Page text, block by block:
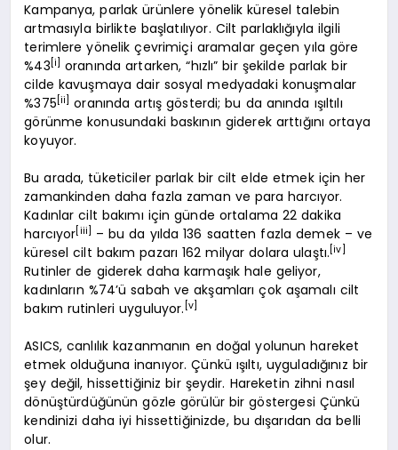
Kampanya, parlak ürünlere yönelik küresel talebin
artmasıyla birlikte başlatılıyor. Cilt parlaklığıyla ilgili
terimlere yönelik çevrimiçi aramalar geçen yıla göre
%43 [i]
oranında artarken, “hızlı” bir şekilde parlak bir
cilde kavuşmaya dair sosyal medyadaki konuşmalar
%375 [ii]
oranında artış gösterdi; bu da anında ışıltılı
görünme konusundaki baskının giderek arttığını ortaya
koyuyor.
Bu arada, tüketiciler parlak bir cilt elde etmek için her
zamankinden daha fazla zaman ve para harcıyor.
Kadınlar cilt bakımı için günde ortalama 22 dakika
harcıyor [iii]
– bu da yılda 136 saatten fazla demek – ve
küresel cilt bakım pazarı 162 milyar dolara ulaştı. [iv]
Rutinler de giderek daha karmaşık hale geliyor,
kadınların %74’ü sabah ve akşamları çok aşamalı cilt
bakım rutinleri uyguluyor. [v]
ASICS, canlılık kazanmanın en doğal yolunun hareket
etmek olduğuna inanıyor. Çünkü ışıltı, uyguladığınız bir
şey değil, hissettiğiniz bir şeydir. Hareketin zihni nasıl
dönüştürdüğünün gözle görülür bir göstergesi Çünkü
kendinizi daha iyi hissettiğinizde, bu dışarıdan da belli
olur.